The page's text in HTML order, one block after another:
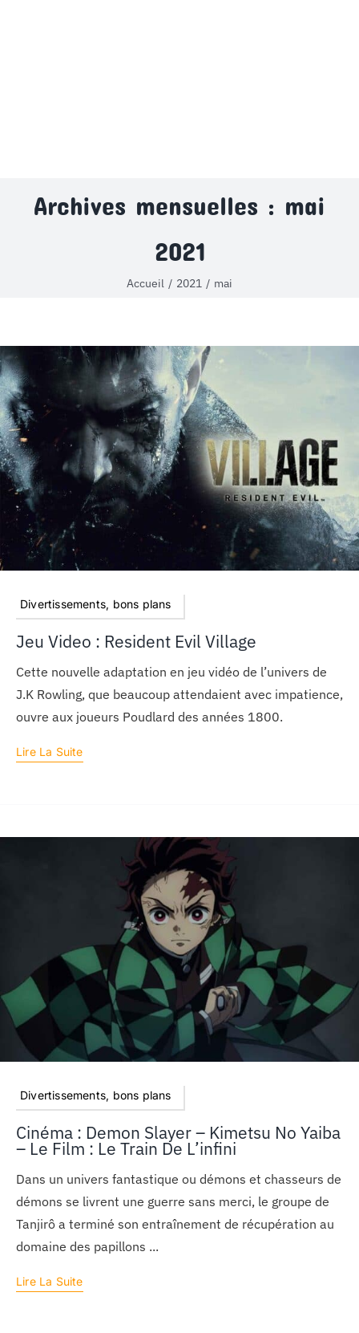
Archives mensuelles : mai
2021
Accueil 2021 mai
Divertissements, bons plans
Jeu Video : Resident Evil Village
Cette nouvelle adaptation en jeu vidéo de l’univers de
J.K Rowling, que beaucoup attendaient avec impatience,
ouvre aux joueurs Poudlard des années 1800.
Lire La Suite
Divertissements, bons plans
Cinéma : Demon Slayer – Kimetsu No Yaiba
– Le Film : Le Train De L’infini
Dans un univers fantastique ou démons et chasseurs de
démons se livrent une guerre sans merci, le groupe de
Tanjirô a terminé son entraînement de récupération au
domaine des papillons ...
Lire La Suite